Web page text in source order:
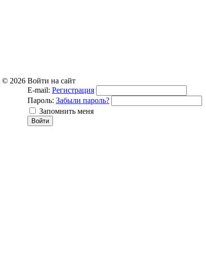
Войти на сайт
E-mail: Регистрация
Пароль: Забыли пароль?
Запомнить меня
© 2026